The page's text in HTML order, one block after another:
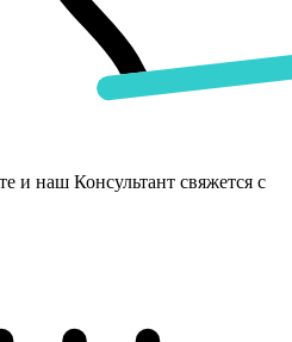
и наш Консультант свяжется с